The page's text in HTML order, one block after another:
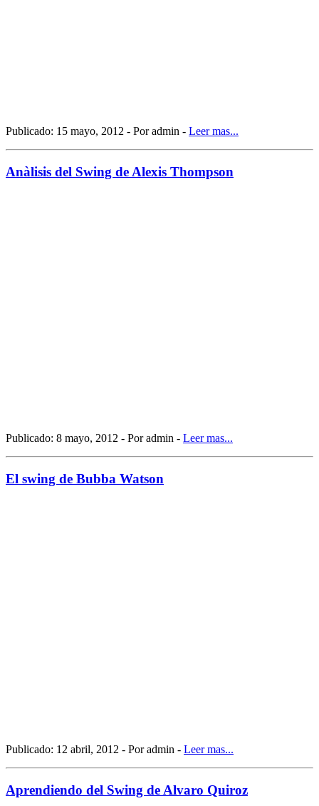
Publicado: 15 mayo, 2012 - Por admin - Leer mas...
Anàlisis del Swing de Alexis Thompson
Publicado: 8 mayo, 2012 - Por admin - Leer mas...
El swing de Bubba Watson
Publicado: 12 abril, 2012 - Por admin - Leer mas...
Aprendiendo del Swing de Alvaro Quiroz